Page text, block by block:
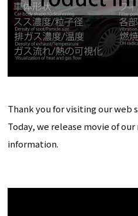
Thank you for visiting our web
Today, we release movie of
information.